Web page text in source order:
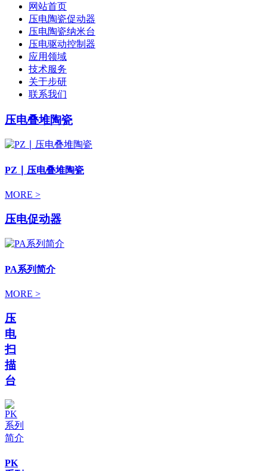
网站首页
压电陶瓷促动器
压电陶瓷纳米台
压电驱动控制器
应用领域
技术服务
关于步研
联系我们
压电叠堆陶瓷
PZ ∣ 压电叠堆陶瓷
MORE >
压电促动器
PA系列简介
MORE >
压
电
扫
描
台
PK